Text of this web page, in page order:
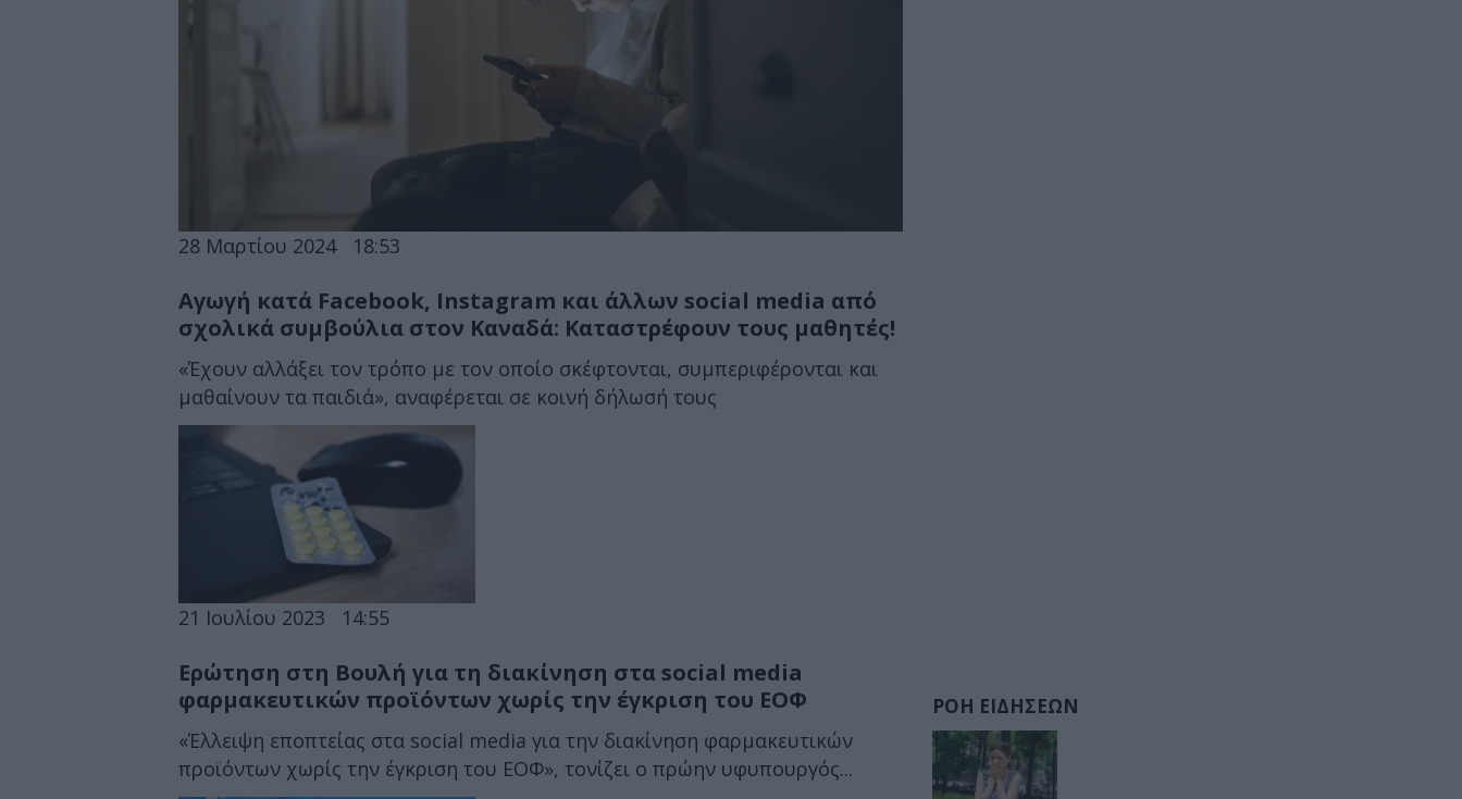
28 Μαρτίου 2024 18:53
Αγωγή κατά Facebook, Instagram και άλλων social media από
σχολικά συμβούλια στον Καναδά: Καταστρέφουν τους μαθητές!
«Έχουν αλλάξει τον τρόπο με τον οποίο σκέφτονται, συμπεριφέρονται και
μαθαίνουν τα παιδιά», αναφέρεται σε κοινή δήλωσή τους
21 Ιουλίου 2023 14:55
Ερώτηση στη Βουλή για τη διακίνηση στα social media
φαρμακευτικών προϊόντων χωρίς την έγκριση του ΕΟΦ
«Έλλειψη εποπτείας στα social media για την διακίνηση φαρμακευτικών
προϊόντων χωρίς την έγκριση του ΕΟΦ», τονίζει ο πρώην υφυπουργός...
ΡΟΗ ΕΙΔΗΣΕΩΝ